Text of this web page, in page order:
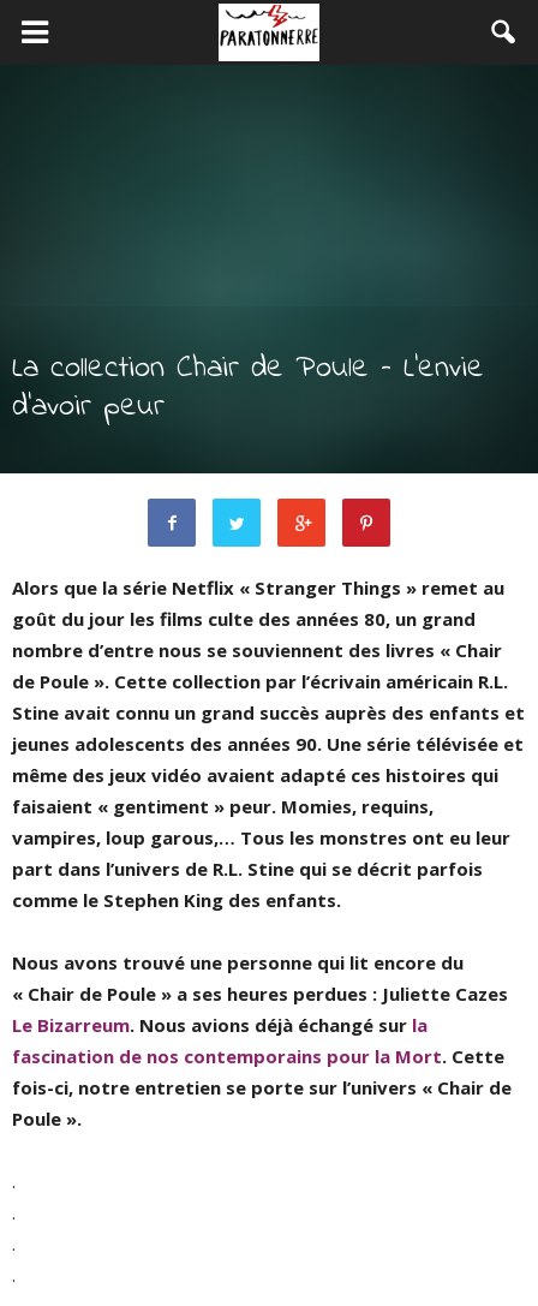
La collection Chair de Poule – L’envie
d’avoir peur
Alors que la série Netflix « Stranger Things » remet au
goût du jour les films culte des années 80, un grand
nombre d’entre nous se souviennent des livres « Chair
de Poule ». Cette collection par l’écrivain américain R.L.
Stine avait connu un grand succès auprès des enfants et
jeunes adolescents des années 90. Une série télévisée et
même des jeux vidéo avaient adapté ces histoires qui
faisaient « gentiment » peur. Momies, requins,
vampires, loup garous,… Tous les monstres ont eu leur
part dans l’univers de R.L. Stine qui se décrit parfois
comme le Stephen King des enfants.
Nous avons trouvé une personne qui lit encore du
« Chair de Poule » a ses heures perdues : Juliette Cazes
Le Bizarreum. Nous avions déjà échangé sur la
fascination de nos contemporains pour la Mort. Cette
fois-ci, notre entretien se porte sur l’univers « Chair de
Poule ».
.
.
.
.